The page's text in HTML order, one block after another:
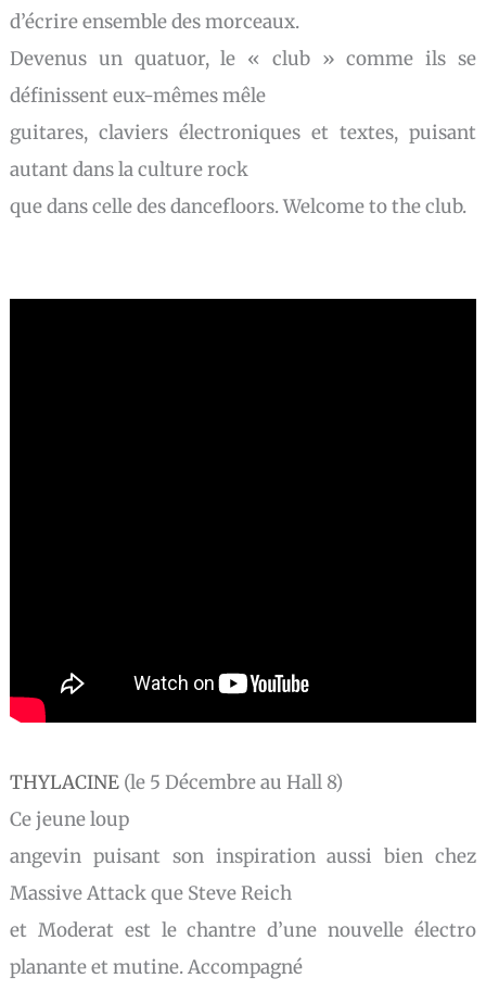
d’écrire ensemble des morceaux.
Devenus un quatuor, le « club » comme ils se
définissent eux-mêmes mêle
guitares, claviers électroniques et textes, puisant
autant dans la culture rock
que dans celle des dancefloors. Welcome to the club.
THYLACINE (le 5 Décembre au Hall 8)
Ce jeune loup
angevin puisant son inspiration aussi bien chez
Massive Attack que Steve Reich
et Moderat est le chantre d’une nouvelle électro
planante et mutine. Accompagné